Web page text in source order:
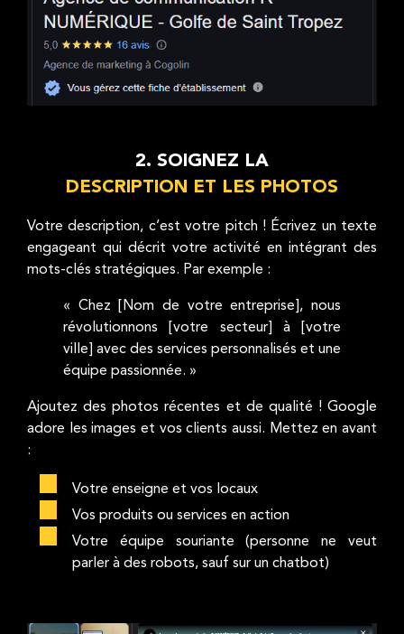
2. SOIGNEZ LA
DESCRIPTION ET LES PHOTOS
Votre description, c’est votre pitch ! Écrivez un texte
engageant qui décrit votre activité en intégrant des
mots-clés stratégiques. Par exemple :
« Chez [Nom de votre entreprise], nous
révolutionnons [votre secteur] à [votre
ville] avec des services personnalisés et une
équipe passionnée. »
Ajoutez des photos récentes et de qualité ! Google
adore les images et vos clients aussi. Mettez en avant
:
Votre enseigne et vos locaux
Vos produits ou services en action
Votre équipe souriante (personne ne veut
parler à des robots, sauf sur un chatbot)